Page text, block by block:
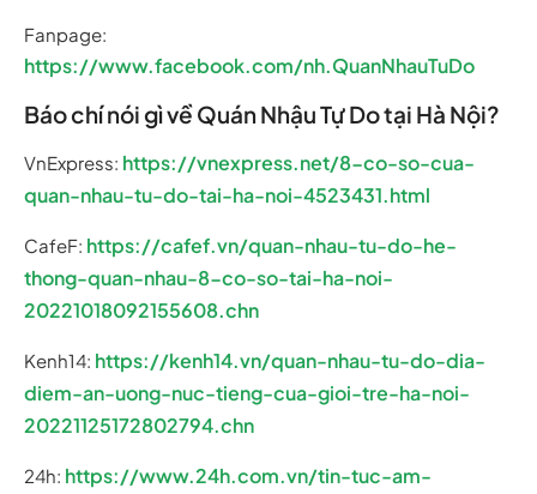
Fanpage:
https://www.facebook.com/nh.QuanNhauTuDo
Báo chí nói gì về Quán Nhậu Tự Do tại Hà Nội?
VnExpress: https://vnexpress.net/8-co-so-cua-
quan-nhau-tu-do-tai-ha-noi-4523431.html
CafeF: https://cafef.vn/quan-nhau-tu-do-he-
thong-quan-nhau-8-co-so-tai-ha-noi-
20221018092155608.chn
Kenh14: https://kenh14.vn/quan-nhau-tu-do-dia-
diem-an-uong-nuc-tieng-cua-gioi-tre-ha-noi-
20221125172802794.chn
24h: https://www.24h.com.vn/tin-tuc-am-